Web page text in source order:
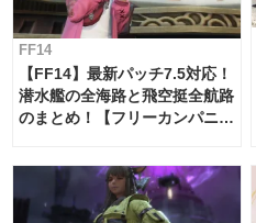
FF14
【FF14】最新パッチ7.5対応！
潜水艦の全海路と飛空挺全航路
のまとめ！【フリーカンパニ